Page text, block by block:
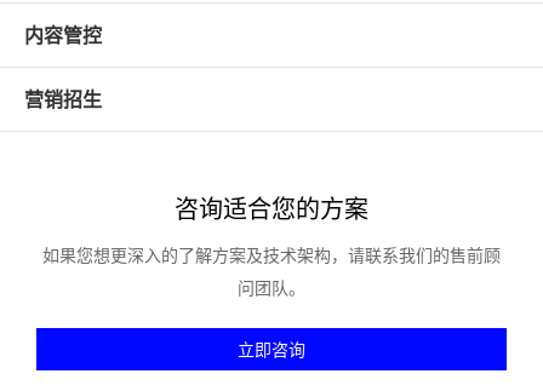
内容管控
营销招生
咨询适合您的方案
如果您想更深入的了解方案及技术架构，请联系我们的售前顾
问团队。
立即咨询